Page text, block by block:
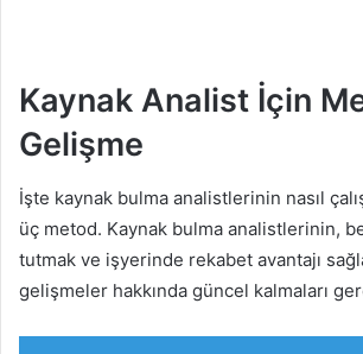
Kaynak Analist İçin
Gelişme
İşte kaynak bulma analistlerinin nasıl
üç metod. Kaynak bulma analistlerinin,
tutmak ve işyerinde rekabet avantajı
gelişmeler hakkında güncel kalmaları